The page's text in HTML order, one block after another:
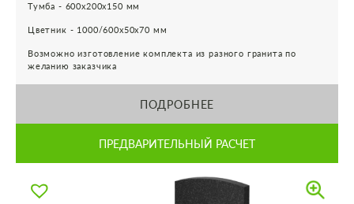
Тумба - 600х200х150 мм
Цветник - 1000/600х50х70 мм
Возможно изготовление комплекта из разного гранита по
желанию заказчика
ПОДРОБНЕЕ
ПРЕДВАРИТЕЛЬНЫЙ РАСЧЕТ